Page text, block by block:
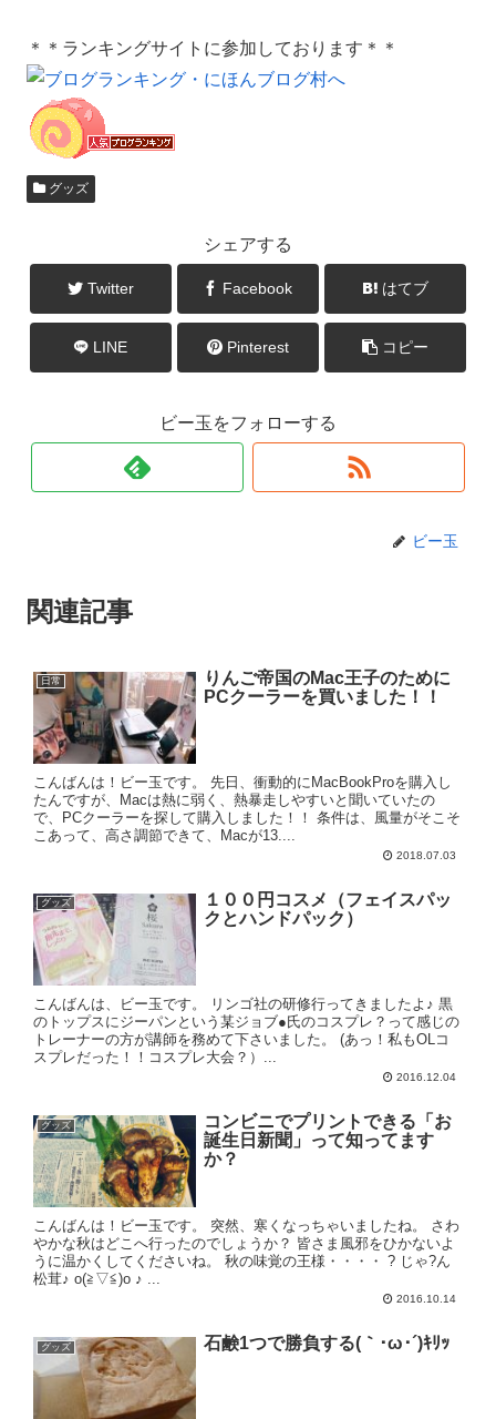
＊＊ランキングサイトに参加しております＊＊
グッズ
シェアする
Twitter Facebook はてブ
LINE Pinterest コピー
ビー玉をフォローする
ビー玉
関連記事
日常
りんご帝国のMac王子のために
PCクーラーを買いました！！
こんばんは！ビー玉です。 先日、衝動的にMacBookProを購入し
たんですが、Macは熱に弱く、熱暴走しやすいと聞いていたの
で、PCクーラーを探して購入しました！！ 条件は、風量がそこそ
こあって、高さ調節できて、Macが13....
2018.07.03
グッズ
１００円コスメ（フェイスパッ
クとハンドパック）
こんばんは、ビー玉です。 リンゴ社の研修行ってきましたよ♪ 黒
のトップスにジーパンという某ジョブ●氏のコスプレ？って感じの
トレーナーの方が講師を務めて下さいました。 (あっ！私もOLコ
スプレだった！！コスプレ大会？）...
2016.12.04
グッズ
コンビニでプリントできる「お
誕生日新聞」って知ってます
か？
こんばんは！ビー玉です。 突然、寒くなっちゃいましたね。 さわ
やかな秋はどこへ行ったのでしょうか？ 皆さま風邪をひかないよ
うに温かくしてくださいね。 秋の味覚の王様・・・・ ? じゃ?ん
松茸♪ o(≧▽≦)o ♪ ...
2016.10.14
グッズ 石鹸1つで勝負する(｀･ω･´)ｷﾘｯ